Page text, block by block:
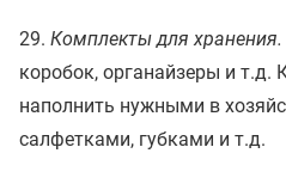
29. Комплекты для хранения.
коробок, органайзеры и т.д.
наполнить нужными в
салфетками, губками и т.д.